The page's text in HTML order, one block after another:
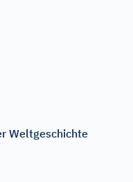
Weltgeschichte